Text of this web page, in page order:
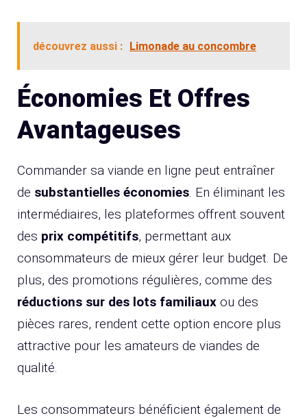
découvrez aussi : Limonade au concombre
Économies Et Offres
Avantageuses
Commander sa viande en ligne peut entraîner
de substantielles économies. En éliminant les
intermédiaires, les plateformes offrent souvent
des prix compétitifs, permettant aux
consommateurs de mieux gérer leur budget. De
plus, des promotions régulières, comme des
réductions sur des lots familiaux ou des
pièces rares, rendent cette option encore plus
attractive pour les amateurs de viandes de
qualité.
Les consommateurs bénéficient également de